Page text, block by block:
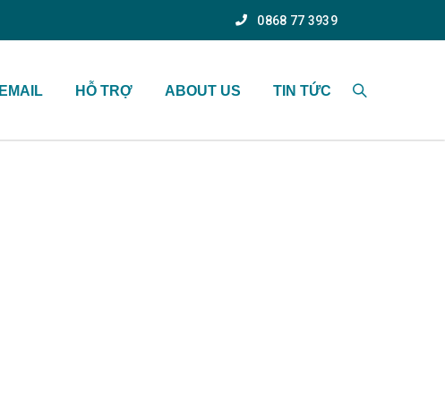
0868 77 3939
EMAIL HỖ TRỢ ABOUT US TIN TỨC